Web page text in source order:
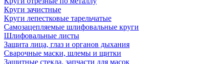
Круги зачистные
Круги лепестковые тарельчатые
Самозацепляемые шлифовальные круги
Шлифовальные листы
Защита лица, глаз и органов дыхания
Сварочные маски, шлемы и щитки
Защитные стекла, запчасти для масок